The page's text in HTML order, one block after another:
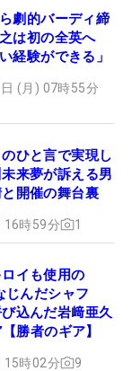
劇的バーディ締
は初の全英へ
経験ができる」
(月) 07時55分
のひと言で実現し
来夢が訴える男
開催の舞台裏
16時59分 1
イも使用の
じんだシャフ
込んだ岩﨑亜久
勝者のギア】
15時02分 9